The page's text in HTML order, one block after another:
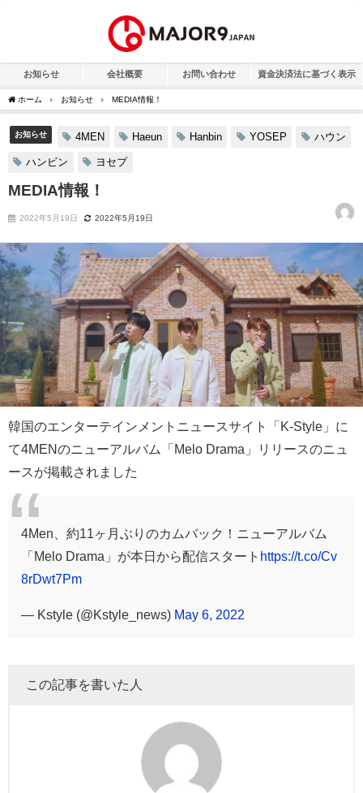
お知らせ 会社概要 お問い合わせ 資金決済法に基づく表示
ホーム お知らせ MEDIA情報！
お知らせ 4MEN Haeun Hanbin YOSEP ハウン
ハンビン ヨセプ
MEDIA情報！
2022年5月19日 2022年5月19日
韓国のエンターテインメントニュースサイト「K-Style」に
て4MENのニューアルバム「Melo Drama」リリースのニュ
ースが掲載されました
4Men、約11ヶ月ぶりのカムバック！ニューアルバム
「Melo Drama」が本日から配信スタート https://t.co/Cv
8rDwt7Pm
— Kstyle (@Kstyle_news) May 6, 2022
この記事を書いた人